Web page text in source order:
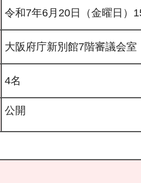
令和7年6月20日（金曜日）
大阪府庁新別館7階審議会室
4名
公開